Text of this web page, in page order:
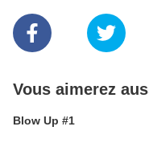
Vous aimerez
Blow Up #1